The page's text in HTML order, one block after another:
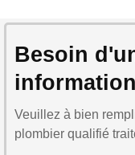
Besoin
Veuillez à bien
plombier qualifié